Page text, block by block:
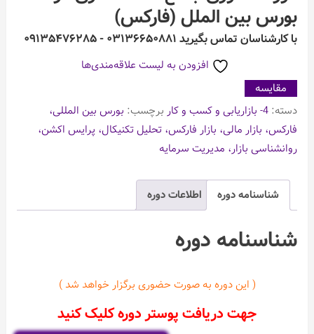
بورس بین الملل (فارکس)
با کارشناسان تماس بگیرید ۰۳۱۳۶۶۵۰۸۸۱ - ۰۹۱۳۵۴۷۶۲۸۵
افزودن به لیست علاقه‌مندی‌ها
مقایسه
دسته: 4- بازاریابی و کسب و کار برچسب: بورس بین المللی،
فارکس، بازار مالی، بازار فارکس، تحلیل تکنیکال، پرایس اکشن،
روانشناسی بازار، مدیریت سرمایه
شناسنامه دوره اطلاعات دوره
شناسنامه دوره
( این دوره به صورت حضوری برگزار خواهد شد )
جهت دریافت پوستر دوره کلیک کنید